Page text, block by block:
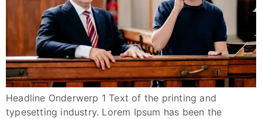
Headline Onderwerp 1 Text of the printing and
typesetting industry. Lorem Ipsum has been the